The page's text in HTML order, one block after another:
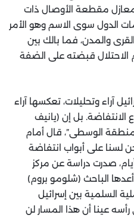
مقطعة الأوصال ذات
الدول سوى الاسم وهو الأمر
والمدن، فما بالك بين
الاحتلال قبضته على الضفة
آراء وتحليلات، تعكسها آراء
الانتفاضة. بل إن (يانيف
الوسطى”، قال أمام
لسنا على أبواب انتفاضة
صدرت دراسة عن مركز
أعدها الباحث (شلومو بروم)
السلمية بين إسرائيل
عينا أن هذا المسار لن